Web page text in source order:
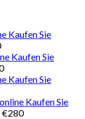
Kaufen Sie
Preisspanne:
€60
bis
€100
Kaufen Sie
Preisspanne:
€45
€140
Kaufen Sie
Kaufen Sie
€280Preisspanne: